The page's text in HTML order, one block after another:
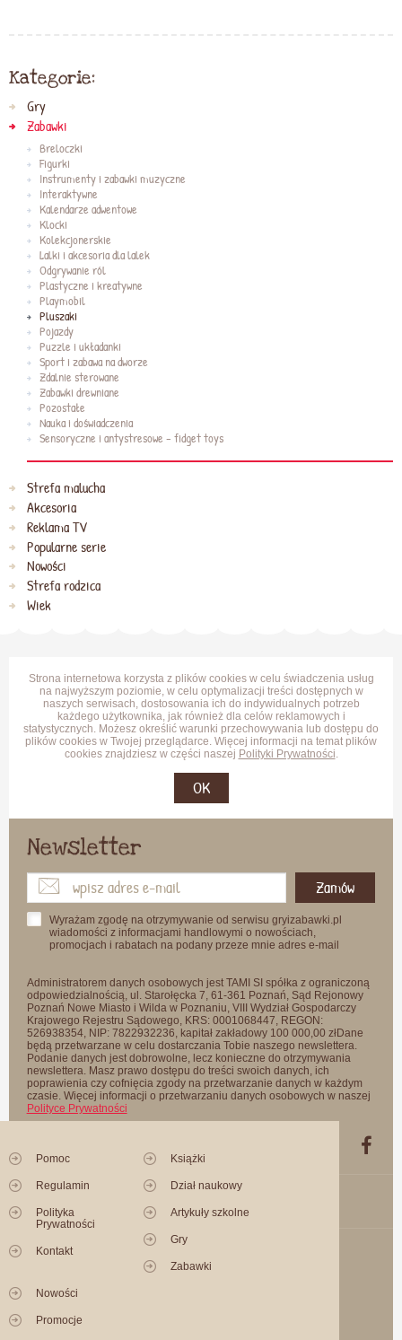
Kategorie:
Gry
Zabawki
Breloczki
Figurki
Instrumenty i zabawki muzyczne
Interaktywne
Kalendarze adwentowe
Klocki
Kolekcjonerskie
Lalki i akcesoria dla lalek
Odgrywanie ról
Plastyczne i kreatywne
Playmobil
Pluszaki
Pojazdy
Puzzle i układanki
Sport i zabawa na dworze
Zdalnie sterowane
Zabawki drewniane
Pozostałe
Nauka i doświadczenia
Sensoryczne i antystresowe - fidget toys
Strefa malucha
Akcesoria
Reklama TV
Popularne serie
Nowości
Strefa rodzica
Wiek
Strona internetowa korzysta z plików cookies w celu świadczenia usług
na najwyższym poziomie, w celu optymalizacji treści dostępnych w
naszych serwisach, dostosowania ich do indywidualnych potrzeb
każdego użytkownika, jak również dla celów reklamowych i
statystycznych. Możesz określić warunki przechowywania lub dostępu do
plików cookies w Twojej przeglądarce. Więcej informacji na temat plików
cookies znajdziesz w części naszej Polityki Prywatności.
OK
Newsletter
Zamów
Wyrażam zgodę na otrzymywanie od serwisu gryizabawki.pl
wiadomości z informacjami handlowymi o nowościach,
promocjach i rabatach na podany przeze mnie adres e-mail
Administratorem danych osobowych jest TAMI SI spółka z ograniczoną
odpowiedzialnością, ul. Starołęcka 7, 61-361 Poznań, Sąd Rejonowy
Poznań Nowe Miasto i Wilda w Poznaniu, VIII Wydział Gospodarczy
Krajowego Rejestru Sądowego, KRS: 0001068447, REGON:
526938354, NIP: 7822932236, kapitał zakładowy 100 000,00 złDane
będą przetwarzane w celu dostarczania Tobie naszego newslettera.
Podanie danych jest dobrowolne, lecz konieczne do otrzymywania
newslettera. Masz prawo dostępu do treści swoich danych, ich
poprawienia czy cofnięcia zgody na przetwarzanie danych w każdym
czasie. Więcej informacji o przetwarzaniu danych osobowych w naszej
Polityce Prywatności
Pomoc
Regulamin
Polityka
Prywatności
Kontakt
Książki
Dział naukowy
Artykuły szkolne
Gry
Zabawki
Nowości
Promocje